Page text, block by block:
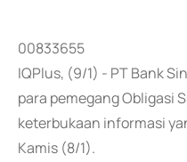
00833655
IQPlus, (9/1) - PT Bank
para pemegang Obligasi
keterbukaan informasi
Kamis (8/1).